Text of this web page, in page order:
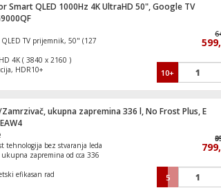
Smart QLED 1000Hz 4K UltraHD 50", Google TV
QLED TV prijemnik, 50" (127
4K ( 3840 x 2160 )
HDR10+
Rate 1000Hz
sistem Google TV
10+
ukupna zapremina 336 l, No Frost Plus, E
tehnologija bez stvaranja leda
ukupna zapremina od cca 336
efikasan rad
5
Frižider, ukupna zapremina 242 l, E
Zamrzivač / Škrinja zapremina 287 litara,